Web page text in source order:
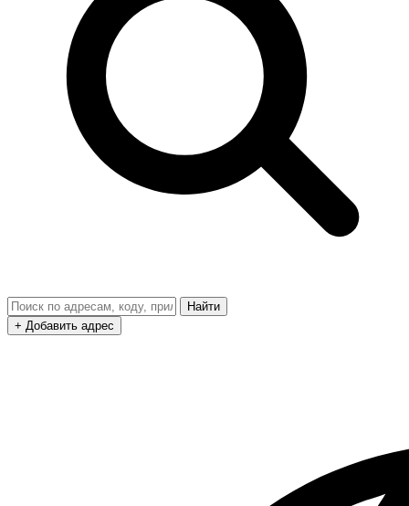
Найти
+ Добавить адрес